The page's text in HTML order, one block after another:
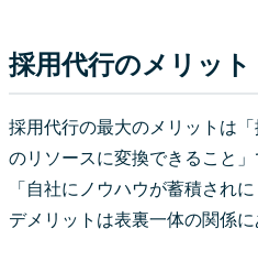
採用代行のメリット
採用代行の最大のメリットは
のリソースに変換できること
「自社にノウハウが蓄積され
デメリットは表裏一体の関係に